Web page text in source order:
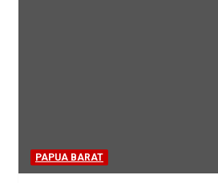
PAPUA BARAT